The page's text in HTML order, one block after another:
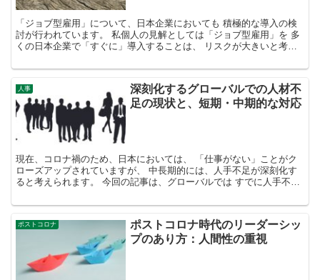
「ジョブ型雇用」について、日本企業においても 積極的な導入の検
討が行われています。 私個人の見解としては「ジョブ型雇用」を 多
くの日本企業で「すぐに」導入することは、 リスクが大きいと考え
人事
深刻化するグローバルでの人材不
足の現状と、短期・中期的な対応
現在、コロナ禍のため、日本においては、 「仕事がない」ことがク
ローズアップされていますが、 中長期的には、人手不足が深刻化す
ると考えられます。 今回の記事は、グローバルでは すでに人手不足
ポストコロナ
ポストコロナ時代のリーダーシッ
プのあり方：人間性の重視